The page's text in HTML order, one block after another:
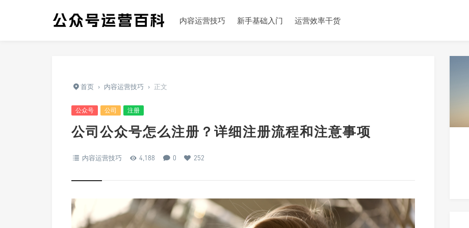
内容运营技巧 新手基础入门 运营效率干货
首页 › 内容运营技巧 › 正文
公众号 公司 注册
公司公众号怎么注册？详细注册流程和注意事项
内容运营技巧 4,188 0 252